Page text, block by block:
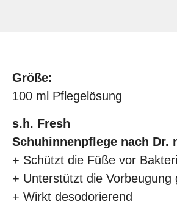
Größe:
100 ml Pflegelösung
s.h. Fresh
Schuhinnenpflege nach Dr.
+ Schützt die Füße vor
+ Unterstützt die Vorbeugung
+ Wirkt desodorierend